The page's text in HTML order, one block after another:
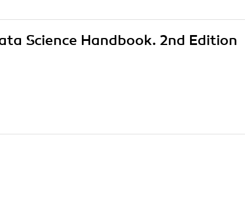
Science Handbook. 2nd Edition